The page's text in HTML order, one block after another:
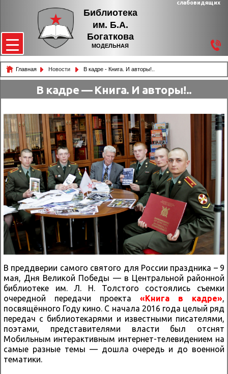
Библиотека
им. Б.А.
Богаткова
МОДЕЛЬНАЯ
слабовидящих
Главная Новости В кадре - Книга. И авторы!..
В кадре — Книга. И авторы!..
В преддверии самого святого для России праздника – 9
мая, Дня Великой Победы — в Центральной районной
библиотеке им. Л. Н. Толстого состоялись съемки
очередной передачи проекта «Книга в кадре»,
посвящённого Году кино. С начала 2016 года целый ряд
передач с библиотекарями и известными писателями,
поэтами, представителями власти был отснят
Мобильным интерактивным интернет-телевидением на
самые разные темы — дошла очередь и до военной
тематики.